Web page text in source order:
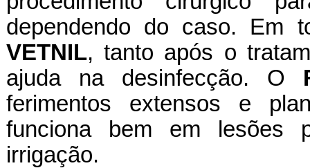
dependendo do caso.
VETNIL, tanto após o
ajuda na desinfecção. O
ferimentos extensos e
funciona bem em lesões
irrigação.